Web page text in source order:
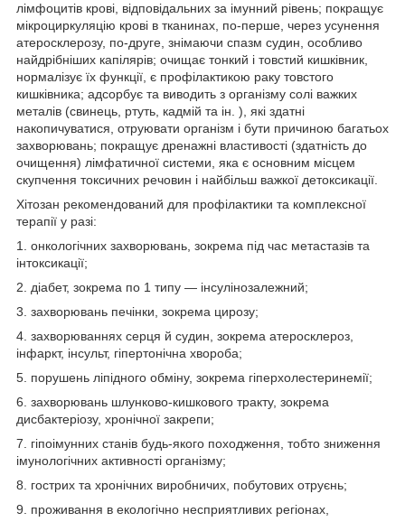
лімфоцитів крові, відповідальних за імунний рівень; покращує
мікроциркуляцію крові в тканинах, по-перше, через усунення
атеросклерозу, по-друге, знімаючи спазм судин, особливо
найдрібніших капілярів; очищає тонкий і товстий кишківник,
нормалізує їх функції, є профілактикою раку товстого
кишківника; адсорбує та виводить з організму солі важких
металів (свинець, ртуть, кадмій та ін. ), які здатні
накопичуватися, отруювати організм і бути причиною багатьох
захворювань; покращує дренажні властивості (здатність до
очищення) лімфатичної системи, яка є основним місцем
скупчення токсичних речовин і найбільш важкої детоксикації.
Хітозан рекомендований для профілактики та комплексної
терапії у разі:
1. онкологічних захворювань, зокрема під час метастазів та
інтоксикації;
2. діабет, зокрема по 1 типу — інсулінозалежний;
3. захворювань печінки, зокрема цирозу;
4. захворюваннях серця й судин, зокрема атеросклероз,
інфаркт, інсульт, гіпертонічна хвороба;
5. порушень ліпідного обміну, зокрема гіперхолестеринемії;
6. захворювань шлунково-кишкового тракту, зокрема
дисбактеріозу, хронічної закрепи;
7. гіпоімунних станів будь-якого походження, тобто зниження
імунологічних активності організму;
8. гострих та хронічних виробничих, побутових отруєнь;
9. проживання в екологічно несприятливих регіонах,